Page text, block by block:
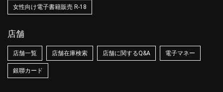
女性向け電子書籍販売 R-18
店舗
店舗一覧 店舗在庫検索 店舗に関するQ&A 電子マネー
銀聯カード